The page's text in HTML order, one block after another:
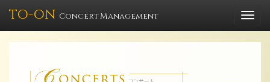
TO-ON Concert Management